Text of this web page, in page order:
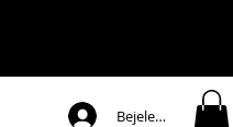
Bejelentkezés